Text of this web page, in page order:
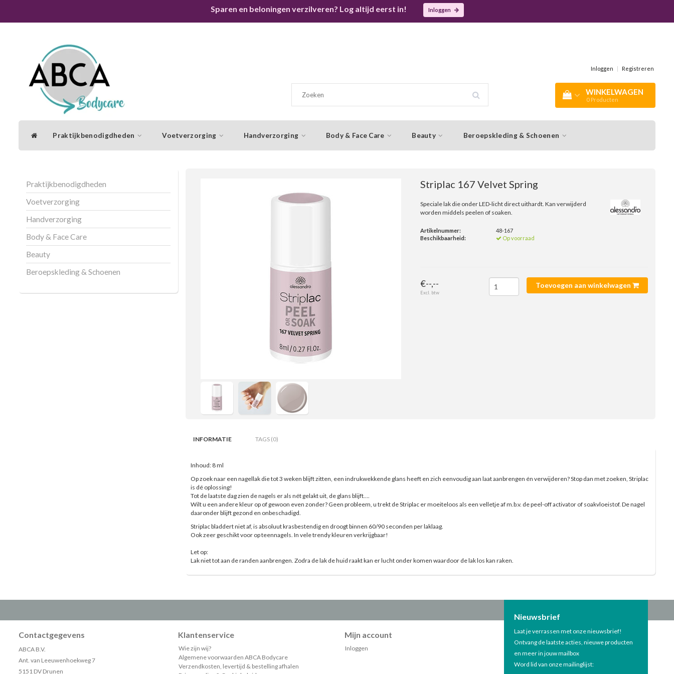
Sparen en beloningen verzilveren? Log altijd eerst in! Inloggen
Inloggen | Registreren
WINKELWAGEN
0 Producten
Praktijkbenodigdheden Voetverzorging Handverzorging Body & Face Care Beauty Beroepskleding & Schoenen
Praktijkbenodigdheden
Voetverzorging
Handverzorging
Body & Face Care
Beauty
Beroepskleding & Schoenen
Striplac 167 Velvet Spring
Speciale lak die onder LED-licht direct uithardt. Kan verwijderd
worden middels peelen of soaken.
Artikelnummer:
48-167
Beschikbaarheid:
Op voorraad
€--,--
Excl. btw
Toevoegen aan winkelwagen
INFORMATIE TAGS (0)
Inhoud: 8 ml
Op zoek naar een nagellak die tot 3 weken blijft zitten, een indrukwekkende glans heeft en zich eenvoudig aan laat aanbrengen én verwijderen? Stop dan met zoeken, Striplac
is dé oplossing!
Tot de laatste dag zien de nagels er als nét gelakt uit, de glans blijft….
Wilt u een andere kleur op of gewoon even zonder? Geen probleem, u trekt de Striplac er moeiteloos als een velletje af m.b.v. de peel-off activator of soakvloeistof. De nagel
daaronder blijft gezond en onbeschadigd.
Striplac bladdert niet af, is absoluut krasbestendig en droogt binnen 60/90 seconden per laklaag.
Ook zeer geschikt voor op teennagels. In vele trendy kleuren verkrijgbaar!
Let op:
Lak niet tot aan de randen aanbrengen. Zodra de lak de huid raakt kan er lucht onder komen waardoor de lak los kan raken.
Contactgegevens
ABCA B.V.
Ant. van Leeuwenhoekweg 7
5151 DV Drunen
Klantenservice
Wie zijn wij?
Algemene voorwaarden ABCA Bodycare
Verzendkosten, levertijd & bestelling afhalen
Mijn account
Inloggen
Nieuwsbrief
Laat je verrassen met onze nieuwsbrief!
Ontvang de laatste acties, nieuwe producten
en meer in jouw mailbox
Word lid van onze mailinglijst: